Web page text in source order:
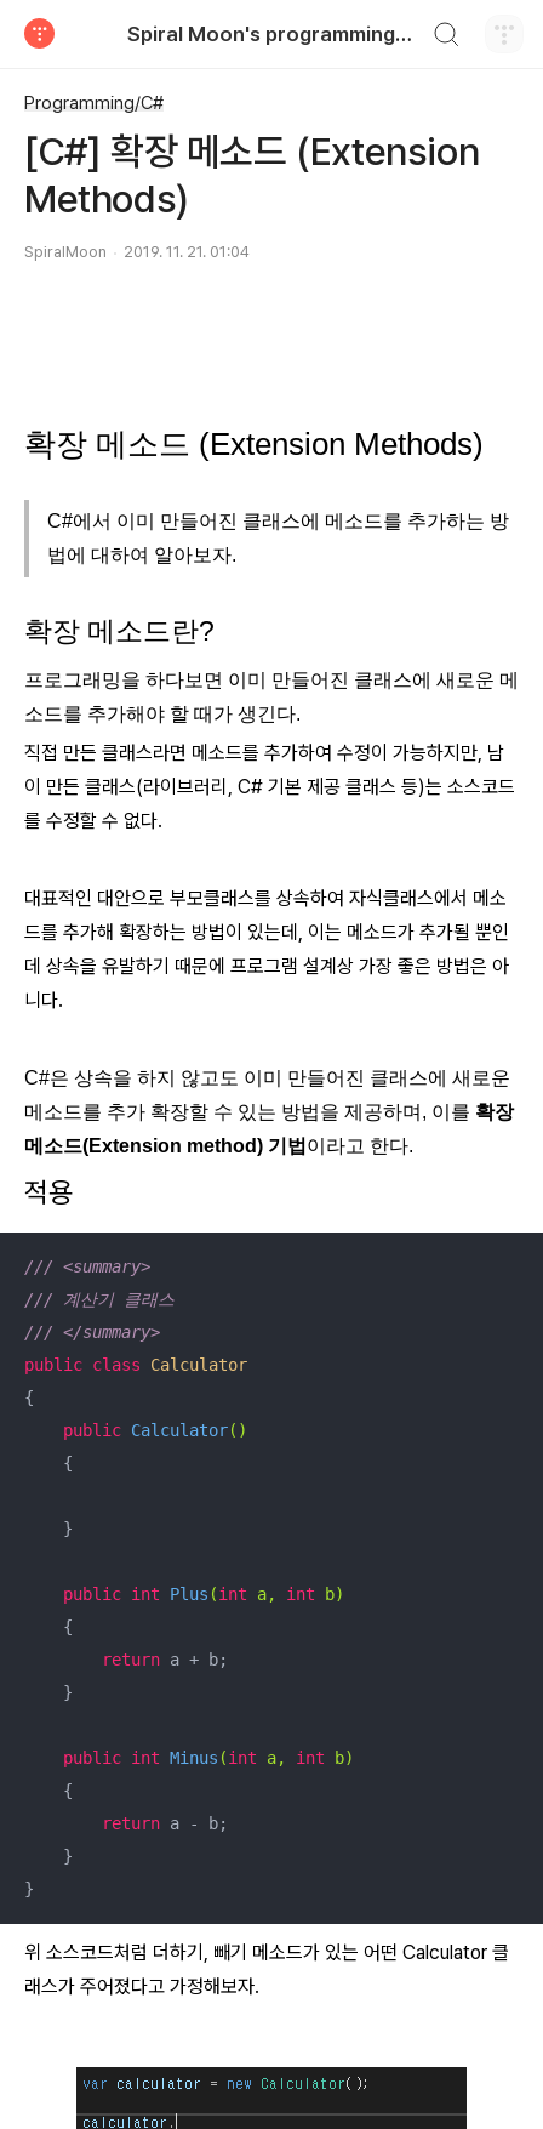
Spiral Moon's programming blog
Programming/C#
[C#] 확장 메소드 (Extension
Methods)
SpiralMoon 2019. 11. 21. 01:04
확장 메소드 (Extension Methods)
C#에서 이미 만들어진 클래스에 메소드를 추가하는 방
법에 대하여 알아보자.
확장 메소드란?
프로그래밍을 하다보면 이미 만들어진 클래스에 새로운 메
소드를 추가해야 할 때가 생긴다.
직접 만든 클래스라면 메소드를 추가하여 수정이 가능하지만, 남
이 만든 클래스(라이브러리, C# 기본 제공 클래스 등)는 소스코드
를 수정할 수 없다.
대표적인 대안으로 부모클래스를 상속하여 자식클래스에서 메소
드를 추가해 확장하는 방법이 있는데, 이는 메소드가 추가될 뿐인
데 상속을 유발하기 때문에 프로그램 설계상 가장 좋은 방법은 아
니다.
C#은 상속을 하지 않고도 이미 만들어진 클래스에 새로운
메소드를 추가 확장할 수 있는 방법을 제공하며, 이를 확장
메소드(Extension method) 기법 이라고 한다.
적용
/// <summary>
/// 계산기 클래스
/// </summary>
public class
Calculator
{
public Calculator()
{
    }
public int Plus (int a, int b)
{
return a + b;
    }
public int Minus (int a, int b)
{
return a - b;
    }
}
위 소스코드처럼 더하기, 빼기 메소드가 있는 어떤 Calculator 클
래스가 주어졌다고 가정해보자.